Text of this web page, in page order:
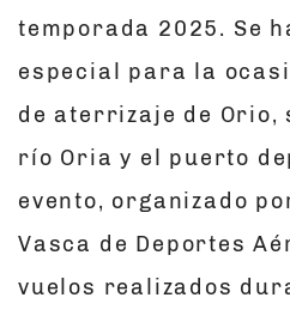
temporada 2025. Se
especial para la
de aterrizaje de Orio,
río Oria y el puerto
evento, organizado
Vasca de Deportes
vuelos realizados